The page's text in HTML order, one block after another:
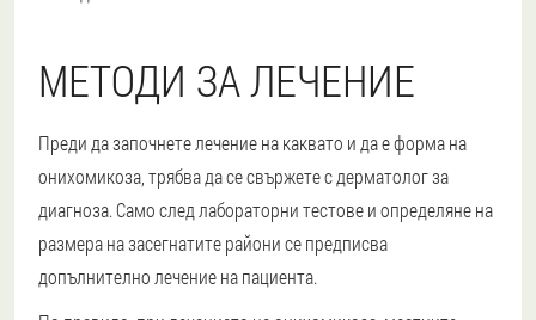
МЕТОДИ ЗА ЛЕЧЕНИЕ
Преди да започнете лечение на каквато и да е форма на
онихомикоза, трябва да се свържете с дерматолог за
диагноза. Само след лабораторни тестове и определяне на
размера на засегнатите райони се предписва
допълнително лечение на пациента.